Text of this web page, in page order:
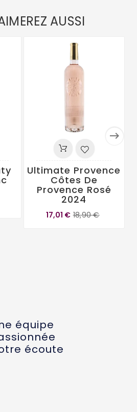
AUSSI

Ultimate Provence
Côtes De
Provence Rosé
2024
17,01 € 18,90 €
équipe
écoute